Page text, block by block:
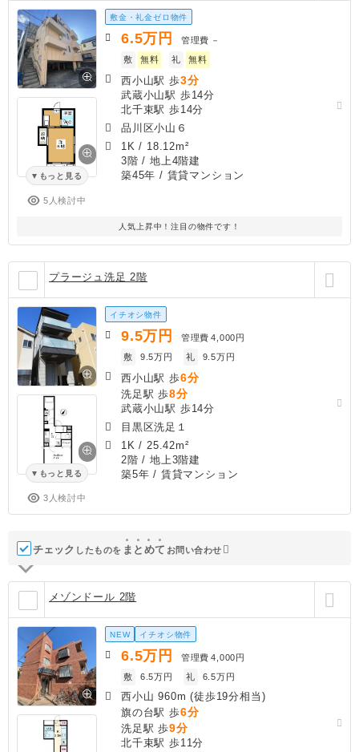
もっと見る
5人検討中
敷金・礼金ゼロ物件
6.5万円 管理費 －
敷
無料 礼 無料
西小山駅 歩3分
武蔵小山駅 歩14分
北千束駅 歩14分
品川区小山６
1K / 18.12m²
3階 / 地上4階建
築45年 / 賃貸マンション
人気上昇中！注目の物件です！
プラージュ洗足 2階
もっと見る
3人検討中
イチオシ物件
9.5万円 管理費 4,000円
敷
9.5万円 礼 9.5万円
西小山駅 歩6分
洗足駅 歩8分
武蔵小山駅 歩14分
目黒区洗足１
1K / 25.42m²
2階 / 地上3階建
築5年 / 賃貸マンション
チェック したものを ま と めて お問い合わせ
メゾンドール 2階
NEW イチオシ物件
6.5万円 管理費 4,000円
敷
6.5万円 礼 6.5万円
西小山 960m (徒歩19分相当)
旗の台駅 歩6分
洗足駅 歩9分
北千束駅 歩11分